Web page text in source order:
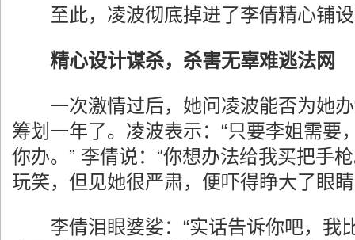
至此，凌波彻底掉进了李倩精心铺设
精心设计谋杀，杀害无辜难逃法网
一次激情过后，她问凌波能否为她办
筹划一年了。凌波表示：“只要李姐需要
你办。” 李倩说：“你想办法给我买把手
玩笑，但见她很严肃，便吓得睁大了眼
李倩泪眼婆娑：“实话告诉你吧，我